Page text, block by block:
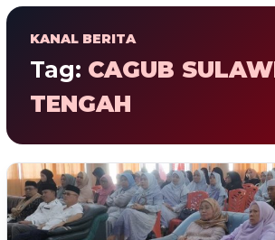
KANAL BERITA
Tag: CAGUB
TENGAH